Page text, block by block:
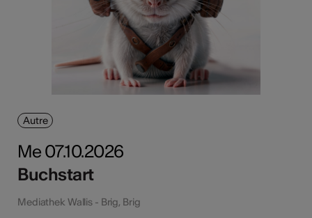
Autre
Me 07.10.2026
Buchstart
Mediathek Wallis - Brig, Brig